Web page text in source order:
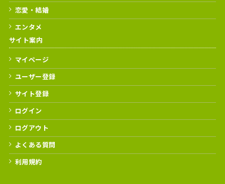
恋愛・結婚
エンタメ
サイト案内
マイページ
ユーザー登録
サイト登録
ログイン
ログアウト
よくある質問
利用規約